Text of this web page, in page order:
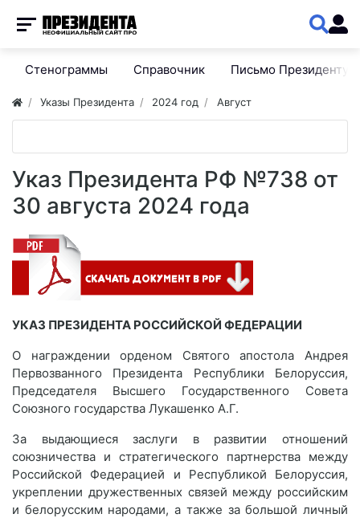
Стенограммы Справочник Письмо Президенту
Указы Президента 2024 год Август
Указ Президента РФ №738 от
30 августа 2024 года
УКАЗ ПРЕЗИДЕНТА РОССИЙСКОЙ ФЕДЕРАЦИИ
О награждении орденом Святого апостола Андрея
Первозванного Президента Республики Белоруссия,
Председателя Высшего Государственного Совета
Союзного государства Лукашенко А.Г.
За выдающиеся заслуги в развитии отношений
союзничества и стратегического партнерства между
Российской Федерацией и Республикой Белоруссия,
укреплении дружественных связей между российским
и белорусским народами, а также за большой личный